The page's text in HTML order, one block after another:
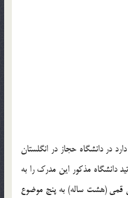
در دانشگاه حجاز در انگلستان
دانشگاه مذكور اين مدرك را به
قمي (هشت ساله) به پنج موضوع